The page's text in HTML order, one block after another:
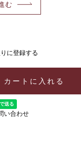
む
に登録する
カートに入れる
い合わせ